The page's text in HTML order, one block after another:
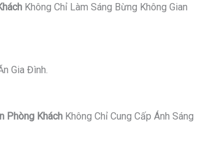
Không Chỉ Làm Sáng Bừng Không Gian
Gia Đình.
Phòng Khách Không Chỉ Cung Cấp Ánh Sáng